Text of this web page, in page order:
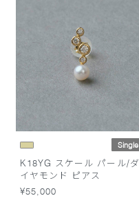
Single
K18YG スケール パール/ダ
イヤモンド ピアス
¥55,000